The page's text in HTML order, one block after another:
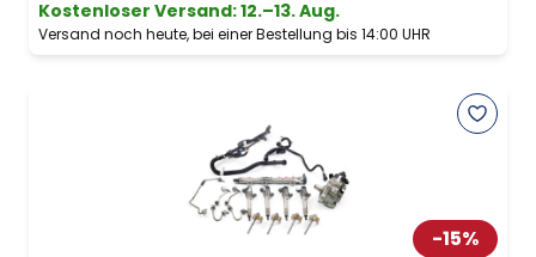
Kostenloser Versand:12.–13. Aug.
Versand noch heute, bei einer Bestellung bis 14:00 UHR
-15%